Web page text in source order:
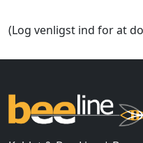
Mad, drikke
Nationalflag,
Natur
Nytår
(Log venligst ind for at